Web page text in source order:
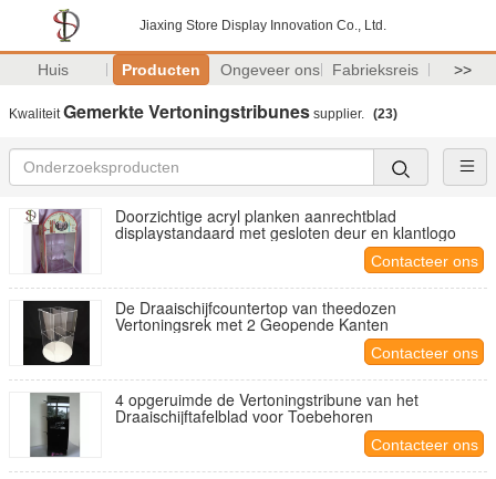
Jiaxing Store Display Innovation Co., Ltd.
Huis Producten Ongeveer ons Fabrieksreis >>
KwaliteitGemerkte Vertoningstribunes supplier. (23)
Doorzichtige acryl planken aanrechtblad
displaystandaard met gesloten deur en klantlogo
Contacteer ons
De Draaischijfcountertop van theedozen
Vertoningsrek met 2 Geopende Kanten
Contacteer ons
4 opgeruimde de Vertoningstribune van het
Draaischijftafelblad voor Toebehoren
Contacteer ons